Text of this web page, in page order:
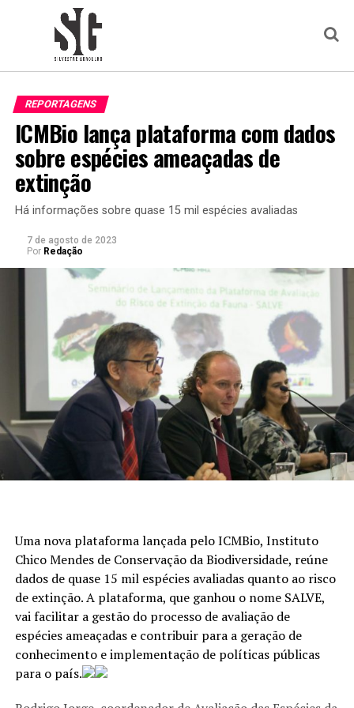
REPORTAGENS
ICMBio lança plataforma com dados
sobre espécies ameaçadas de
extinção
Há informações sobre quase 15 mil espécies avaliadas
7 de agosto de 2023
Por Redação
Uma nova plataforma lançada pelo ICMBio, Instituto
Chico Mendes de Conservação da Biodiversidade, reúne
dados de quase 15 mil espécies avaliadas quanto ao risco
de extinção. A plataforma, que ganhou o nome SALVE,
vai facilitar a gestão do processo de avaliação de
espécies ameaçadas e contribuir para a geração de
conhecimento e implementação de políticas públicas
para o país.